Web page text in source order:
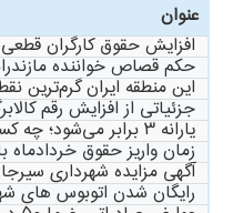
عنوان
افزایش حقوق کارگران
حکم قصاص خواننده
این منطقه ایران گرم‌ترین
جزئیاتی از افزایش رقم کالابرگ
یارانه ۳ برابر می‌شود؛ چه کسانی مشمول هستند؟
زمان واریز حقوق
آگهی مزایده شهرداری
رایگان شدن اتوبوس های